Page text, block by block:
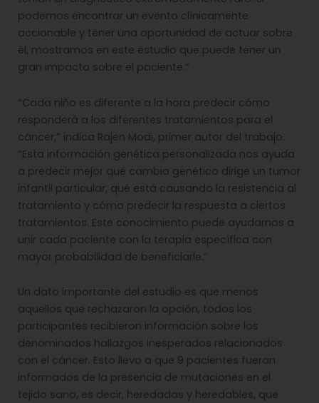
podemos encontrar un evento clínicamente
accionable y tener una oportunidad de actuar sobre
él, mostramos en este estudio que puede tener un
gran impacto sobre el paciente.”
“Cada niño es diferente a la hora predecir cómo
responderá a los diferentes tratamientos para el
cáncer,” indica Rajen Modi, primer autor del trabajo.
“Esta información genética personalizada nos ayuda
a predecir mejor qué cambio genético dirige un tumor
infantil particular, qué está causando la resistencia al
tratamiento y cómo predecir la respuesta a ciertos
tratamientos. Este conocimiento puede ayudarnos a
unir cada paciente con la terapia específica con
mayor probabilidad de beneficiarle.”
Un dato importante del estudio es que menos
aquellos que rechazaron la opción, todos los
participantes recibieron información sobre los
denominados hallazgos inesperados relacionados
con el cáncer. Esto llevo a que 9 pacientes fueran
informados de la presencia de mutaciones en el
tejido sano, es decir, heredadas y heredables, que